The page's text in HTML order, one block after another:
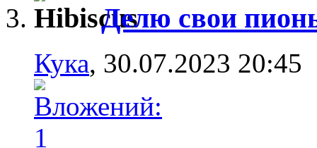
Делю свои
Кука, 30.07.2023 20:45